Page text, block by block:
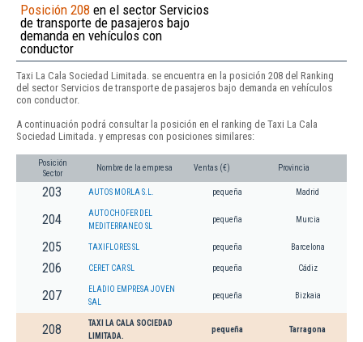
Posición 208 en el sector Servicios
de transporte de pasajeros bajo
demanda en vehículos con
conductor
Taxi La Cala Sociedad Limitada. se encuentra en la posición 208 del Ranking
del sector Servicios de transporte de pasajeros bajo demanda en vehículos
con conductor.
A continuación podrá consultar la posición en el ranking de Taxi La Cala
Sociedad Limitada. y empresas con posiciones similares:
Posición
Sector
Nombre de la empresa Ventas (€) Provincia
203 AUTOS MORLA S.L. pequeña Madrid
204
AUTOCHOFER DEL
MEDITERRANEO SL
pequeña Murcia
205 TAXIFLORES SL pequeña Barcelona
206 CERET CAR SL pequeña Cádiz
207
ELADIO EMPRESA JOVEN
SAL
pequeña Bizkaia
208
TAXI LA CALA SOCIEDAD
LIMITADA.
pequeña Tarragona